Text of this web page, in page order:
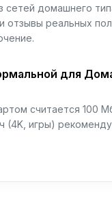
домашнего
отзывы реальных
для
считается 100
(4K, игры)